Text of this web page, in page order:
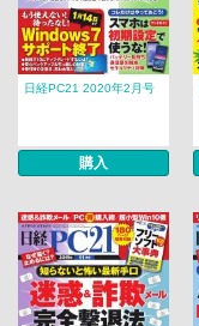
日経PC21 2020年2月号
購入